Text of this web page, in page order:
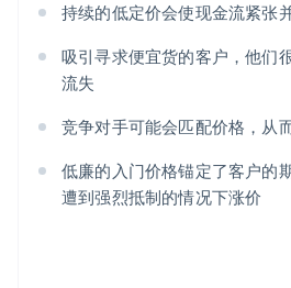
持续的低定价会使现金流紧张
吸引寻求便宜货的客户，他们
流失
竞争对手可能会匹配价格，从
低廉的入门价格锚定了客户的
遭到强烈抵制的情况下涨价